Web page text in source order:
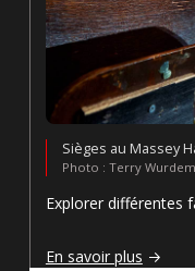
Sièges au Massey
Photo : Terry
Explorer différentes
Comment utiliser le
En savoir plus